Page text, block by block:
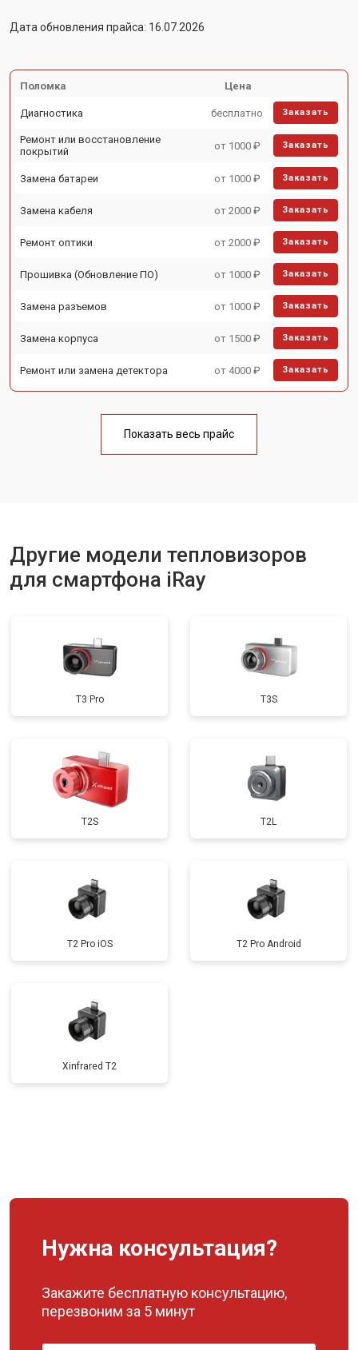
Дата обновления прайса: 16.07.2026
Поломка Цена
Диагностика бесплатно Заказать
Ремонт или восстановление
покрытий
от 1000 ₽ Заказать
Замена батареи от 1000 ₽ Заказать
Замена кабеля от 2000 ₽ Заказать
Ремонт оптики от 2000 ₽ Заказать
Прошивка (Обновление ПО) от 1000 ₽ Заказать
Замена разъемов от 1000 ₽ Заказать
Замена корпуса от 1500 ₽ Заказать
Ремонт или замена детектора от 4000 ₽ Заказать
Показать весь прайс
Другие модели тепловизоров
для смартфона iRay
T3 Pro T3S
T2S T2L
T2 Pro iOS T2 Pro Android
Xinfrared T2
Нужна консультация?
Закажите бесплатную консультацию,
перезвоним за 5 минут